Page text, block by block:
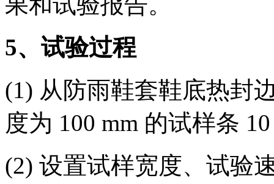
5、试验过程
(1) 从防雨鞋套鞋底热封
度为 100 mm 的试样条
(2) 设置试样宽度、试验